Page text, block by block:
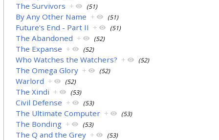
The Survivors + (51)
By Any Other Name + (51)
Future's End - Part II + (51)
The Abandoned + (52)
The Expanse + (52)
Who Watches the Watchers? + (52)
The Omega Glory + (52)
Warlord + (52)
The Xindi + (53)
Civil Defense + (53)
The Ultimate Computer + (53)
The Bonding + (53)
The Q and the Grey + (53)